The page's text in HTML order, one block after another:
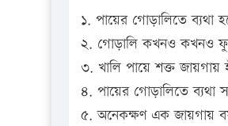
১. পায়ের গোড়ালিতে ব্যথা
২. গোড়ালি কখনও কখনও
৩. খালি পায়ে শক্ত জায়গায়
৪. পায়ের গোড়ালিতে ব্যথা
৫. অনেকক্ষণ এক জায়গায়